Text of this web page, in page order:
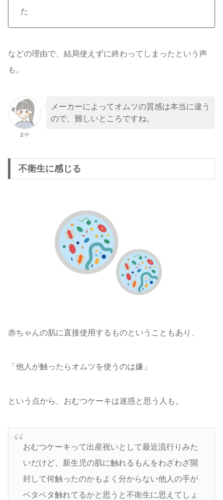
た
などの理由で、結局使えずに終わってしまったという声
も。
まや
メーカーによってオムツの質感は本当に違う
ので、難しいところですね。
不衛生に感じる
赤ちゃんの肌に直接使用するものということもあり、
「他人が触ったらオムツを使うのは嫌」
という点から、おむつケーキは迷惑と思う人も。
おむつケーキって出産祝いとして最近流行りみた
いだけど、新生児の肌に触れるもんをわざわざ開
封して何触ったのかもよく分からない他人の手が
ベタベタ触れてるかと思うと不衛生に思えてしょ